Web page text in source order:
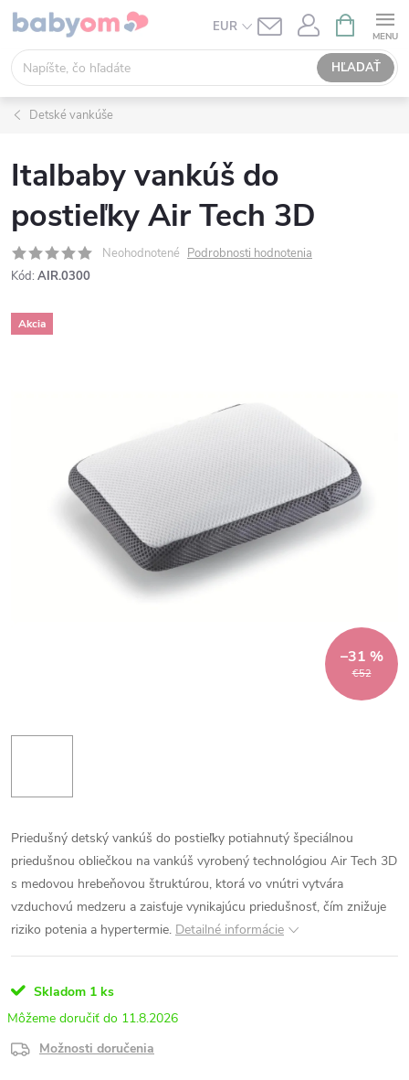
Prejsť
obsah
EUR
HĽADAŤ
KOŠÍK
Detské vankúše
Italbaby vankúš do
postieľky Air Tech 3D
Neohodnotené Podrobnosti hodnotenia
Kód: AIR.0300
Akcia
€52
–31 %
Priedušný detský vankúš do postieľky potiahnutý špeciálnou
priedušnou obliečkou na vankúš vyrobený technológiou Air Tech 3D
s medovou hrebeňovou štruktúrou, ktorá vo vnútri vytvára
vzduchovú medzeru a zaisťuje vynikajúcu priedušnosť, čím znižuje
riziko potenia a hypertermie. Detailné informácie
Skladom 1 ks
11.8.2026
Možnosti doručenia